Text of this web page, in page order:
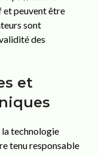
peuvent être
sont
des
et
technologie
tenu responsable